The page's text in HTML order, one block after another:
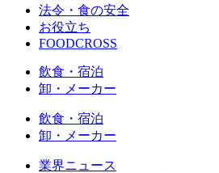
法令・食の安全
お役立ち
FOODCROSS
飲食・宿泊
卸・メーカー
飲食・宿泊
卸・メーカー
業界ニュース